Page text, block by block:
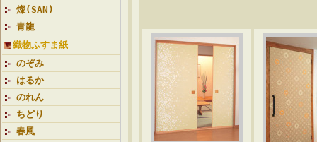
燦(SAN)
青龍
織物ふすま紙
のぞみ
はるか
のれん
ちどり
春風